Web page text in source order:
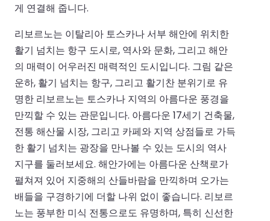
게 연결해 줍니다.
리보르노는 이탈리아 토스카나 서부 해안에 위치한
활기 넘치는 항구 도시로, 역사와 문화, 그리고 해안
의 매력이 어우러진 매력적인 도시입니다. 그림 같은
운하, 활기 넘치는 항구, 그리고 활기찬 분위기로 유
명한 리보르노는 토스카나 지역의 아름다운 풍경을
만끽할 수 있는 관문입니다. 아름다운 17세기 건축물,
전통 해산물 시장, 그리고 카페와 지역 상점들로 가득
한 활기 넘치는 광장을 만나볼 수 있는 도시의 역사
지구를 둘러보세요. 해안가에는 아름다운 산책로가
펼쳐져 있어 지중해의 산들바람을 만끽하며 오가는
배들을 구경하기에 더할 나위 없이 좋습니다. 리보르
노는 풍부한 미식 전통으로도 유명하며, 특히 신선한